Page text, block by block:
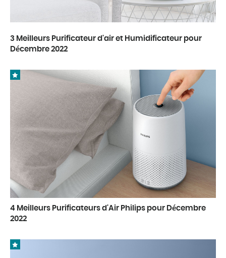
3 Meilleurs Purificateur d'air et Humidificateur pour
Décembre 2022
4 Meilleurs Purificateurs d'Air Philips pour Décembre
2022